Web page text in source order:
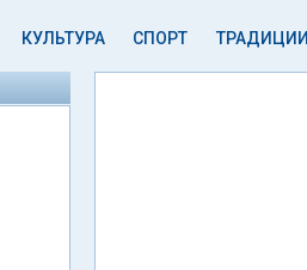
КУЛЬТУРА СПОРТ ТРАДИЦИИ